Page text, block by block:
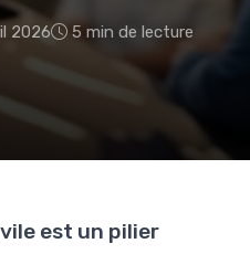
2026 5 min de lecture
est un pilier